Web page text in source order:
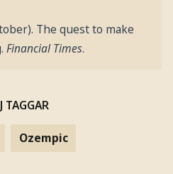
The quest to make
Financial Times.
TAGGAR
Ozempic